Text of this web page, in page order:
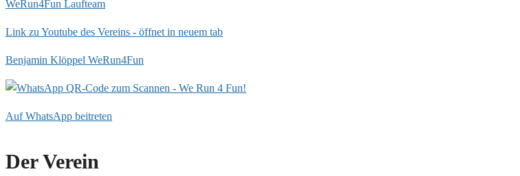
WeRun4Fun Laufteam
Link zu Youtube des Vereins - öffnet in neuem tab
Benjamin Klöppel WeRun4Fun
Auf WhatsApp beitreten
Der Verein